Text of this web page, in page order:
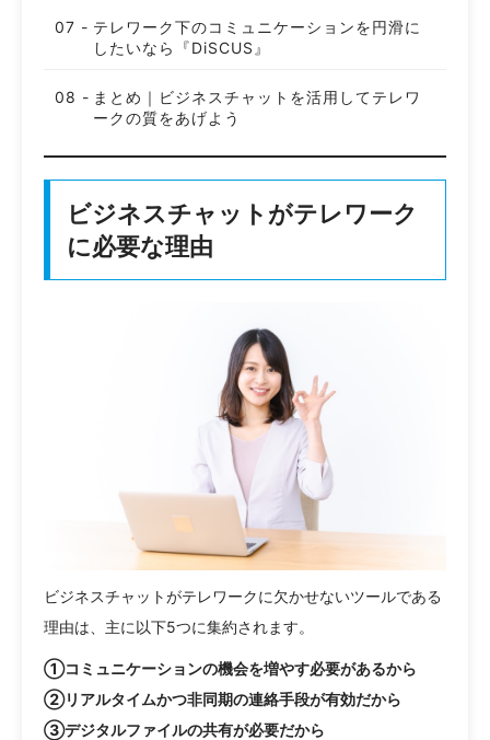
テレワーク下のコミュニケーションを円滑に
したいなら『DiSCUS』
まとめ｜ビジネスチャットを活用してテレワ
ークの質をあげよう
ビジネスチャットがテレワーク
に必要な理由
ビジネスチャットがテレワークに欠かせないツールである
理由は、主に以下5つに集約されます。
①コミュニケーションの機会を増やす必要があるから
②リアルタイムかつ非同期の連絡手段が有効だから
③デジタルファイルの共有が必要だから